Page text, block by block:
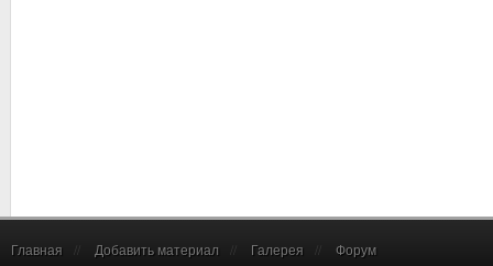
Главная Добавить материал Галерея Форум